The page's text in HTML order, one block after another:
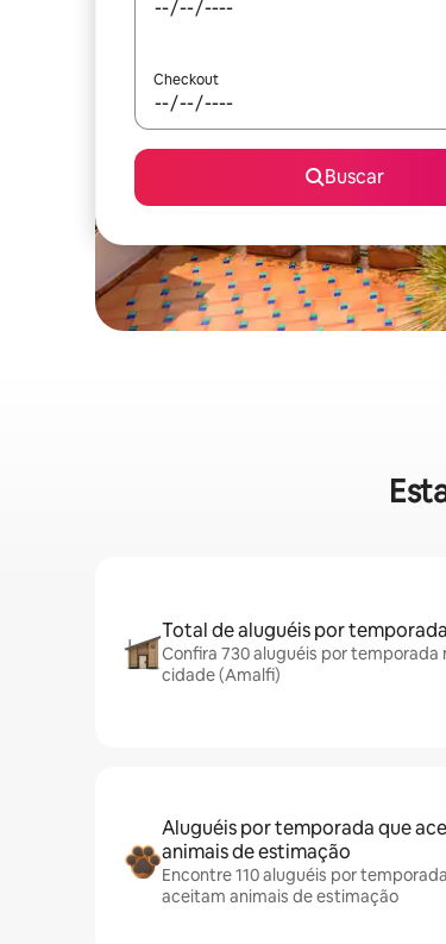
Checkout
Buscar
Total de aluguéis por temporada
Confira 730 aluguéis por temporada
cidade (Amalfi)
Aluguéis por temporada que
animais de estimação
Encontre 110 aluguéis por
aceitam animais de estimação